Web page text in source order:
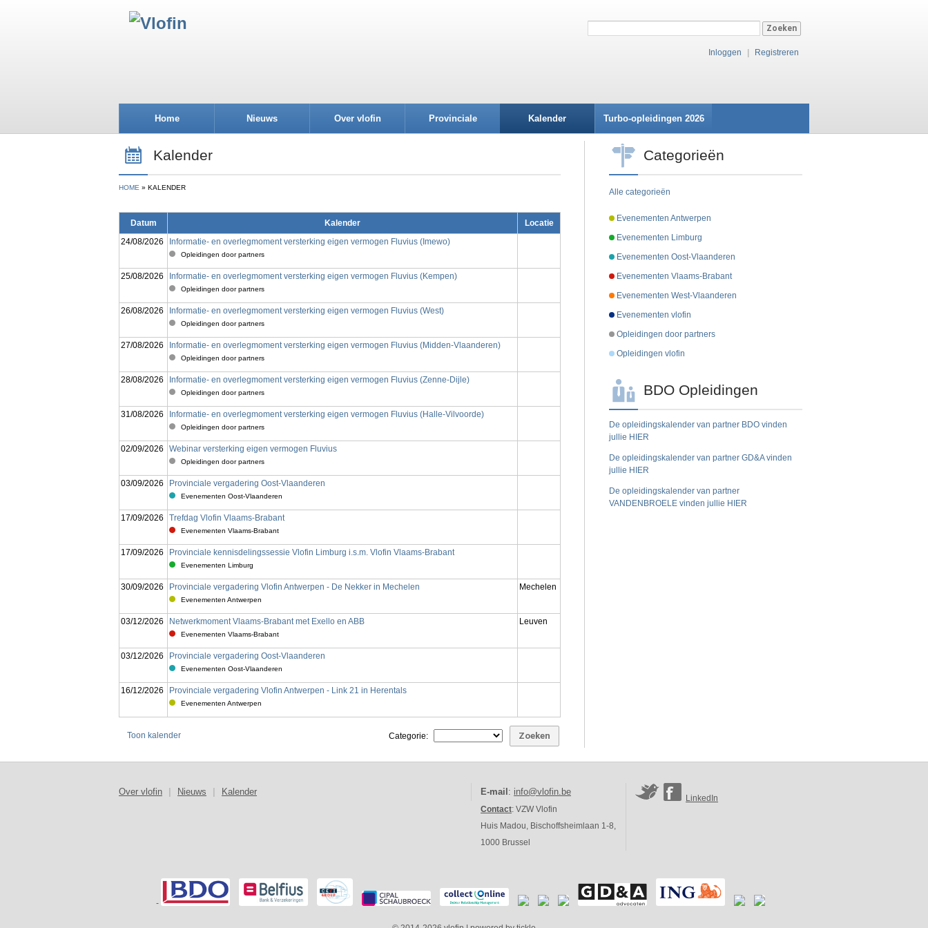
Inloggen Registreren
Home Nieuws Over vlofin Provinciale Kalender Turbo-opleidingen 2026
Kalender
HOME KALENDER
Datum Kalender
Locatie
24/08/2026
Informatie- en overlegmoment versterking eigen vermogen Fluvius (Imewo)
Opleidingen door partners
25/08/2026 Informatie- en overlegmoment versterking eigen vermogen Fluvius (Kempen)
Opleidingen door partners
26/08/2026 Informatie- en overlegmoment versterking eigen vermogen Fluvius (West)
Opleidingen door partners
27/08/2026 Informatie- en overlegmoment versterking eigen vermogen Fluvius (Midden-Vlaanderen)
Opleidingen door partners
28/08/2026 Informatie- en overlegmoment versterking eigen vermogen Fluvius (Zenne-Dijle)
Opleidingen door partners
31/08/2026 Informatie- en overlegmoment versterking eigen vermogen Fluvius (Halle-Vilvoorde)
Opleidingen door partners
02/09/2026 Webinar versterking eigen vermogen Fluvius
Opleidingen door partners
03/09/2026 Provinciale vergadering Oost-Vlaanderen
Evenementen Oost-Vlaanderen
17/09/2026 Trefdag Vlofin Vlaams-Brabant
Evenementen Vlaams-Brabant
17/09/2026 Provinciale kennisdelingssessie Vlofin Limburg i.s.m. Vlofin Vlaams-Brabant
Evenementen Limburg
30/09/2026 Provinciale vergadering Vlofin Antwerpen - De Nekker in Mechelen
Evenementen Antwerpen
Mechelen
03/12/2026 Netwerkmoment Vlaams-Brabant met Exello en ABB
Evenementen Vlaams-Brabant
Leuven
03/12/2026 Provinciale vergadering Oost-Vlaanderen
Evenementen Oost-Vlaanderen
16/12/2026 Provinciale vergadering Vlofin Antwerpen - Link 21 in Herentals
Evenementen Antwerpen
Toon kalender Categorie:
Categorieën
Alle categorieën
Evenementen Antwerpen
Evenementen Limburg
Evenementen Oost-Vlaanderen
Evenementen Vlaams-Brabant
Evenementen West-Vlaanderen
Evenementen vlofin
Opleidingen door partners
Opleidingen vlofin
BDO Opleidingen
De opleidingskalender van partner BDO vinden
jullie HIER
De opleidingskalender van partner GD&A vinden
jullie HIER
De opleidingskalender van partner
VANDENBROELE vinden jullie HIER
Over vlofin Nieuws Kalender E-mail : info@vlofin.be
Contact: VZW Vlofin
Huis Madou, Bischoffsheimlaan 1-8,
1000 Brussel
LinkedIn
-